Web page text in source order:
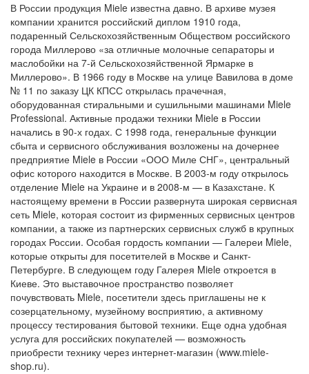
В России продукция Miele известна давно. В архиве музея
компании хранится российский диплом 1910 года,
подаренный Сельскохозяйственным Обществом российского
города Миллерово «за отличные молочные сепараторы и
маслобойки на 7-й Сельскохозяйственной Ярмарке в
Миллерово». В 1966 году в Москве на улице Вавилова в доме
№ 11 по заказу ЦК КПСС открылась прачечная,
оборудованная стиральными и сушильными машинами Miele
Professional. Активные продажи техники Miele в России
начались в 90-х годах. С 1998 года, генеральные функции
сбыта и сервисного обслуживания возложены на дочернее
предприятие Miele в России «ООО Миле СНГ», центральный
офис которого находится в Москве. В 2003-м году открылось
отделение Miele на Украине и в 2008-м — в Казахстане. К
настоящему времени в России развернута широкая сервисная
сеть Miele, которая состоит из фирменных сервисных центров
компании, а также из партнерских сервисных служб в крупных
городах России. Особая гордость компании — Галереи Miele,
которые открыты для посетителей в Москве и Санкт-
Петербурге. В следующем году Галерея Miele откроется в
Киеве. Это выставочное пространство позволяет
почувствовать Miele, посетители здесь приглашены не к
созерцательному, музейному восприятию, а активному
процессу тестирования бытовой техники. Еще одна удобная
услуга для российских покупателей — возможность
приобрести технику через интернет-магазин (www.miele-
shop.ru).